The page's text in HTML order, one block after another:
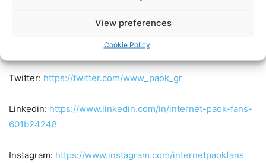
View preferences
Cookie Policy
https://www.facebook.com/InternetPAOKFans
Twitter: https://twitter.com/www_paok_gr
Linkedin: https://www.linkedin.com/in/internet-paok-fans-
601b24248
Instagram: https://www.instagram.com/internetpaokfans